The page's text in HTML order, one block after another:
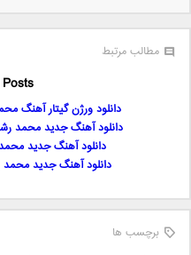
مطالب مرتبط
دانلود ورژن گیتار آهنگ
دانلود آهنگ جدید محمد
دانلود آهنگ جدید محمد
دانلود آهنگ جدید محمد
برچسب ها